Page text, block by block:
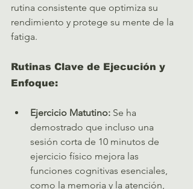
rutina consistente que optimiza su
rendimiento y protege su mente de la
fatiga.
Rutinas Clave de Ejecución y
Enfoque:
Ejercicio Matutino: Se ha
demostrado que incluso una
sesión corta de 10 minutos de
ejercicio físico mejora las
funciones cognitivas esenciales,
como la memoria y la atención,